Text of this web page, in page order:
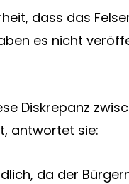
dass das
es nicht
Diskrepanz
antwortet sie:
da der